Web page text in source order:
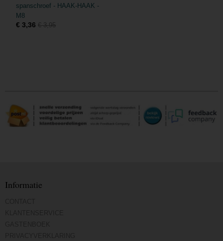
spanschroef - HAAK-HAAK -
M8
€ 3,36 € 3,95
Informatie